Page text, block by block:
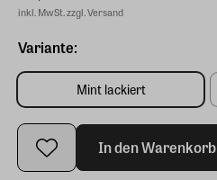
inkl. MwSt. zzgl. Versand
Variante:
Mint lackiert
In den Warenkorb